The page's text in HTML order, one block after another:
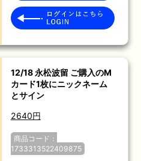
12/18 永松波留 ご購入のM
カード1枚にニックネーム
とサイン
2640円
商品コード：
1733313522409875